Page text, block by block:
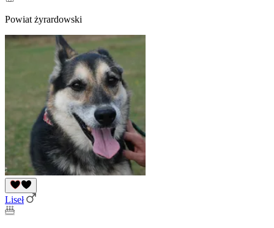
Powiat żyrardowski
Liseł